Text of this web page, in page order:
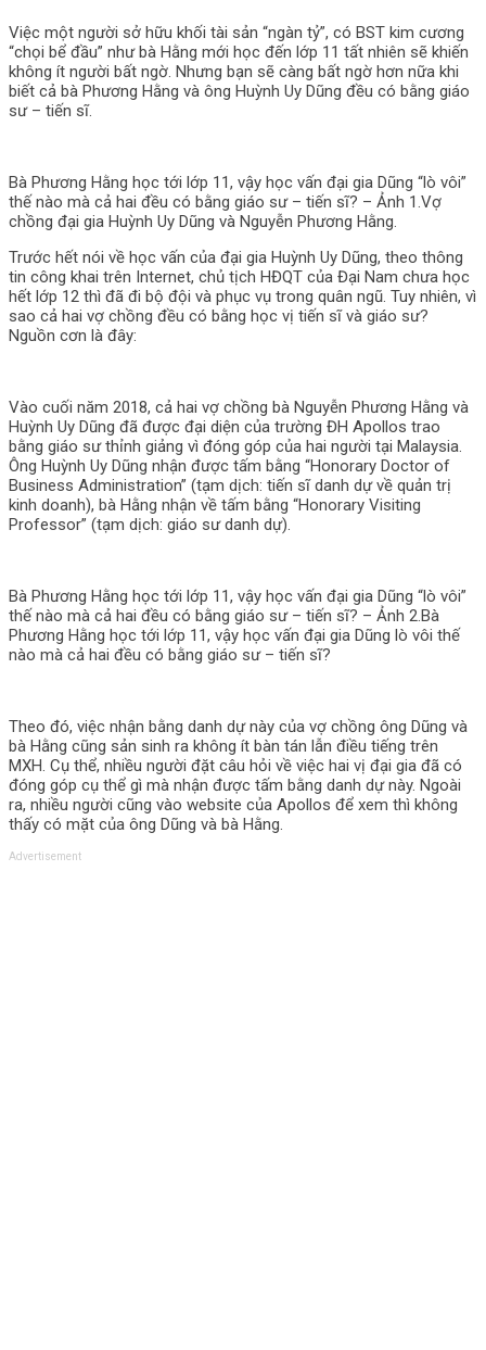
Việc một người sở hữu khối tài sản “ngàn tỷ”, có BST kim cương
“chọi bể đầu” như bà Hằng mới học đến lớp 11 tất nhiên sẽ khiến
không ít người bất ngờ. Nhưng bạn sẽ càng bất ngờ hơn nữa khi
biết cả bà Phương Hằng và ông Huỳnh Uy Dũng đều có bằng giáo
sư – tiến sĩ.
Bà Phương Hằng học tới lớp 11, vậy học vấn đại gia Dũng “lò vôi”
thế nào mà cả hai đều có bằng giáo sư – tiến sĩ? – Ảnh 1.Vợ
chồng đại gia Huỳnh Uy Dũng và Nguyễn Phương Hằng.
Trước hết nói về học vấn của đại gia Huỳnh Uy Dũng, theo thông
tin công khai trên Internet, chủ tịch HĐQT của Đại Nam chưa học
hết lớp 12 thì đã đi bộ đội và phục vụ trong quân ngũ. Tuy nhiên, vì
sao cả hai vợ chồng đều có bằng học vị tiến sĩ và giáo sư?
Nguồn cơn là đây:
Vào cuối năm 2018, cả hai vợ chồng bà Nguyễn Phương Hằng và
Huỳnh Uy Dũng đã được đại diện của trường ĐH Apollos trao
bằng giáo sư thỉnh giảng vì đóng góp của hai người tại Malaysia.
Ông Huỳnh Uy Dũng nhận được tấm bằng “Honorary Doctor of
Business Administration” (tạm dịch: tiến sĩ danh dự về quản trị
kinh doanh), bà Hằng nhận về tấm bằng “Honorary Visiting
Professor” (tạm dịch: giáo sư danh dự).
Bà Phương Hằng học tới lớp 11, vậy học vấn đại gia Dũng “lò vôi”
thế nào mà cả hai đều có bằng giáo sư – tiến sĩ? – Ảnh 2.Bà
Phương Hằng học tới lớp 11, vậy học vấn đại gia Dũng lò vôi thế
nào mà cả hai đều có bằng giáo sư – tiến sĩ?
Theo đó, việc nhận bằng danh dự này của vợ chồng ông Dũng và
bà Hằng cũng sản sinh ra không ít bàn tán lẫn điều tiếng trên
MXH. Cụ thể, nhiều người đặt câu hỏi về việc hai vị đại gia đã có
đóng góp cụ thể gì mà nhận được tấm bằng danh dự này. Ngoài
ra, nhiều người cũng vào website của Apollos để xem thì không
thấy có mặt của ông Dũng và bà Hằng.
Advertisement